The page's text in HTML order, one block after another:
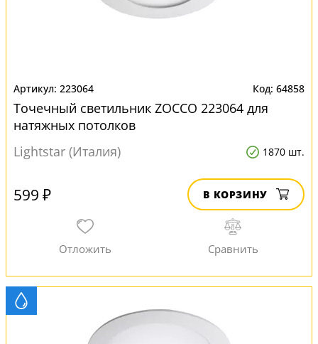
223064 64858
Точечный светильник ZOCCO 223064 для
натяжных потолков
Lightstar (Италия)
1870 шт.
599 ₽ В КОРЗИНУ